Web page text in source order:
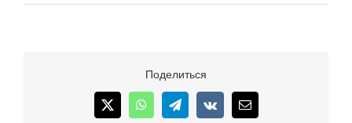
записи
Поделиться
X WhatsAppTelegram
Vk Email